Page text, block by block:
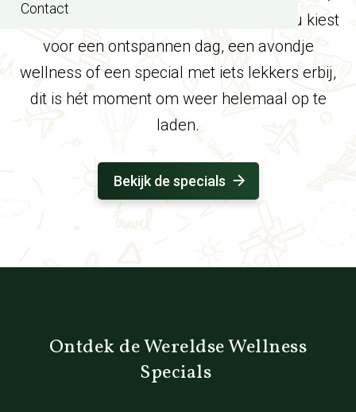
Contact
rust en fijne wellnessmomenten. Of u nu kiest
voor een ontspannen dag, een avondje
wellness of een special met iets lekkers erbij,
dit is hét moment om weer helemaal op te
laden.
Bekijk de specials
Ontdek de Wereldse Wellness
Specials